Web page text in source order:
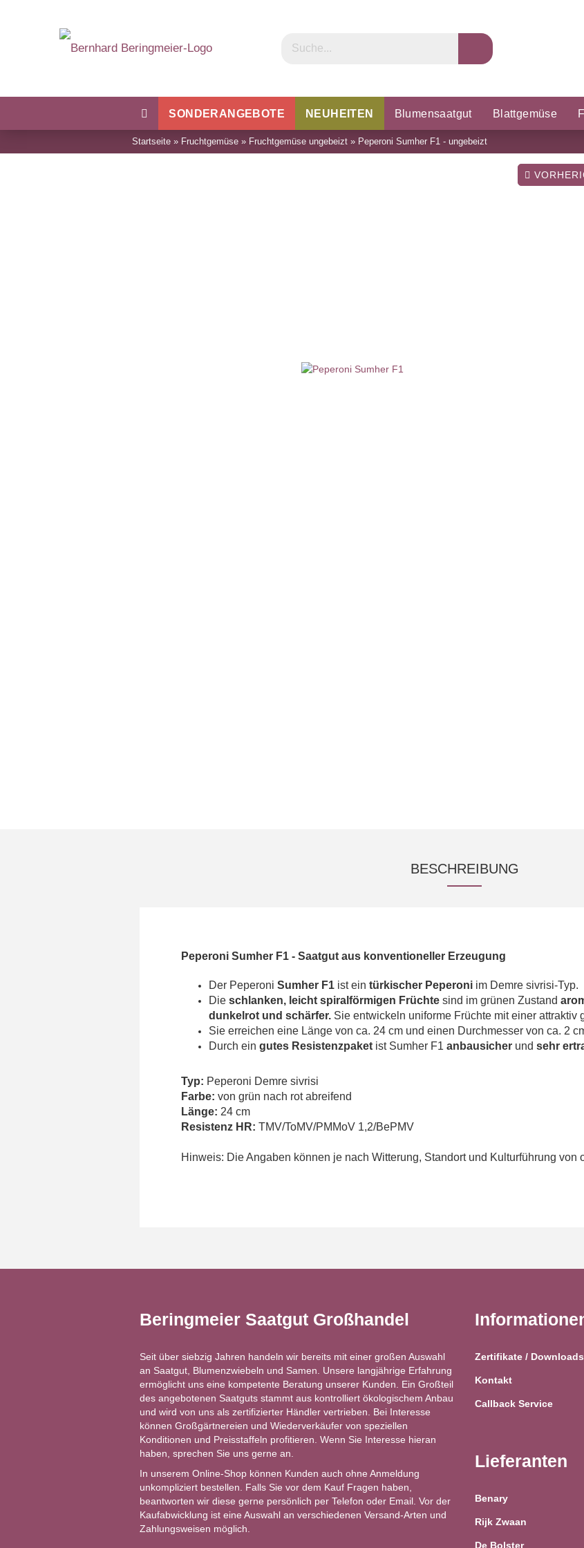
SONDERANGEBOTE NEUHEITEN Blumensaatgut Blattgemüse
Kohl Bohnen & Erbsen Wurzel & Knollen Microgreens
Startseite » Fruchtgemüse » Fruchtgemüse ungebeizt » Peperoni Sumher F1 - ungebeizt
BESCHREIBUNG
Peperoni Sumher F1 - Saatgut aus konventioneller Erzeugung
Der Peperoni Sumher F1 ist ein türkischer Peperoni im Demre sivrisi-Typ.
Die schlanken, leicht spiralförmigen Früchte sind im grünen Zustand
dunkelrot und schärfer. Sie entwickeln uniforme Früchte mit einer attraktiv
Sie erreichen eine Länge von ca. 24 cm und einen Durchmesser von ca. 2
Durch ein gutes Resistenzpaket ist Sumher F1 anbausicher und sehr
Typ: Peperoni Demre sivrisi
Farbe: von grün nach rot abreifend
Länge: 24 cm
Resistenz HR: TMV/ToMV/PMMoV 1,2/BePMV
Hinweis: Die Angaben können je nach Witterung, Standort und Kulturführung von
Beringmeier Saatgut Großhandel
Seit über siebzig Jahren handeln wir bereits mit einer großen Auswahl
an Saatgut, Blumenzwiebeln und Samen. Unsere langjährige Erfahrung
ermöglicht uns eine kompetente Beratung unserer Kunden. Ein Großteil
des angebotenen Saatguts stammt aus kontrolliert ökologischem Anbau
und wird von uns als zertifizierter Händler vertrieben. Bei Interesse
können Großgärtnereien und Wiederverkäufer von speziellen
Konditionen und Preisstaffeln profitieren. Wenn Sie Interesse hieran
haben, sprechen Sie uns gerne an.
In unserem Online-Shop können Kunden auch ohne Anmeldung
unkompliziert bestellen. Falls Sie vor dem Kauf Fragen haben,
beantworten wir diese gerne persönlich per Telefon oder Email. Vor der
Kaufabwicklung ist eine Auswahl an verschiedenen Versand-Arten und
Zahlungsweisen möglich.
Zertifikate / Downloads
Kontakt
Callback Service
Lieferanten
Benary
Rijk Zwaan
De Bolster